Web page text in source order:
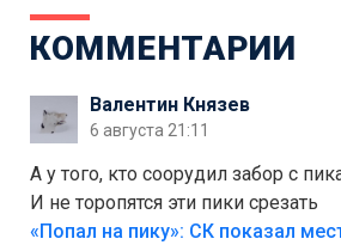
КОММЕНТАРИИ
Валентин Князев
6 августа 21:11
А у того, кто соорудил забор с
И не торопятся эти пики срезать